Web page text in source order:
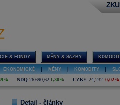
& FONDY MĚNY & SAZBY
EKONOMICKÉ MĚNY KOMODITY
NDQ 26 690,62 1,30% CZK/€ 24,232 -0,02%
Detail - články